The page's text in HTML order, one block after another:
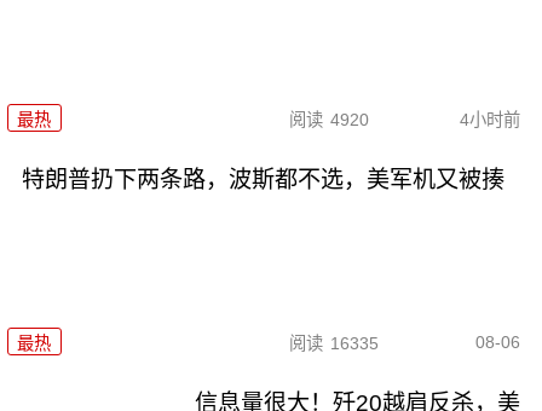
最热 阅读 4920 4小时前
特朗普扔下两条路，波斯都不选，美军机又被揍
最热 阅读 16335 08-06
信息量很大！歼20越肩反杀，美